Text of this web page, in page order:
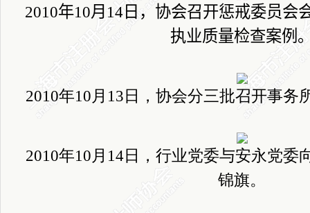
2010年10月 14日 ，协会召开惩戒委员会
执业质量检查案例
2010年10月 13日 ，协会分三批召开事务
2010年10月 14日 ，行业党委与安永党委
锦旗。